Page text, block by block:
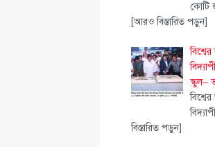
কোটি
[আরও বিস্তারিত পড়ুন]
স্কুল–
বিস্তারিত পড়ুন]